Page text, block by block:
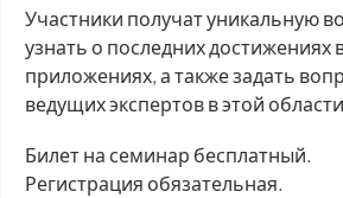
Участники получат уникальную
узнать о последних достижениях
приложениях, а также задать
ведущих экспертов в этой
Билет на семинар бесплатный.
Регистрация обязательная.